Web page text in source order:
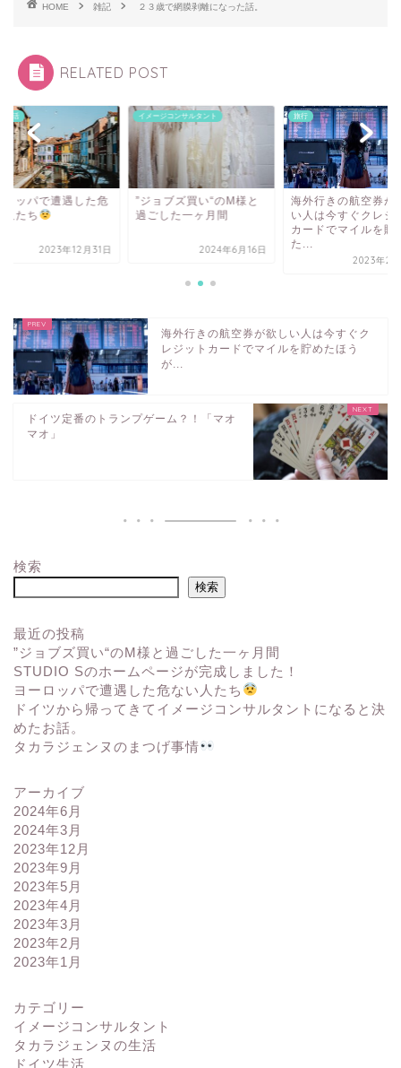
HOME 雑記 ２３歳で網膜剥離になった話。
RELATED POST
生活
ロッパで遭遇した危
人たち
2023年12月31日
イメージコンサルタント
”ジョブズ買い“のM様と
過ごした一ヶ月間
2024年6月16日
旅行
海外行きの航空券が
い人は今すぐクレジ
カードでマイルを貯
た...
2023年2
海外行きの航空券が欲しい人は今すぐク
レジットカードでマイルを貯めたほう
が...
ドイツ定番のトランプゲーム？！「マオ
マオ」
検索
検索
最近の投稿
”ジョブズ買い“のM様と過ごした一ヶ月間
STUDIO Sのホームページが完成しました！
ヨーロッパで遭遇した危ない人たち
ドイツから帰ってきてイメージコンサルタントになると決
めたお話。
タカラジェンヌのまつげ事情
アーカイブ
2024年6月
2024年3月
2023年12月
2023年9月
2023年5月
2023年4月
2023年3月
2023年2月
2023年1月
カテゴリー
イメージコンサルタント
タカラジェンヌの生活
ドイツ生活